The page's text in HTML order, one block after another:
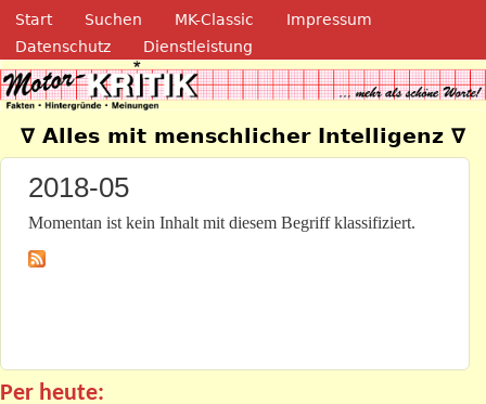
Direkt zum Inhalt
Navigation
Start Suchen MK-Classic
Impressum
Datenschutz
Dienstleistung
Motor-Kritik.de
∇ Alles mit menschlicher Intelligenz ∇
2018-05
Momentan ist kein Inhalt mit diesem Begriff klassifiziert.
Per heute: